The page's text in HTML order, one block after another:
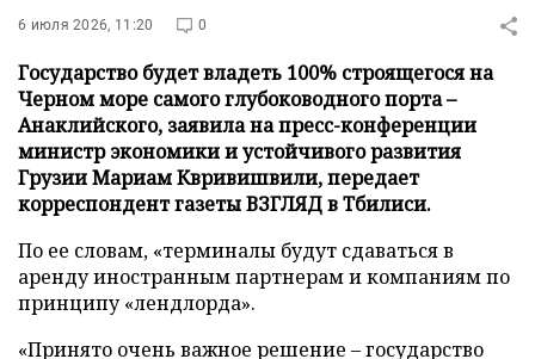
6 июля 2026, 11:20 0
Государство будет владеть 100% строящегося на
Черном море самого глубоководного порта –
Анаклийского, заявила на пресс-конференции
министр экономики и устойчивого развития
Грузии Мариам Квривишвили, передает
корреспондент газеты ВЗГЛЯД в Тбилиси.
По ее словам, «терминалы будут сдаваться в
аренду иностранным партнерам и компаниям по
принципу «лендлорда».
«Принято очень важное решение – государство